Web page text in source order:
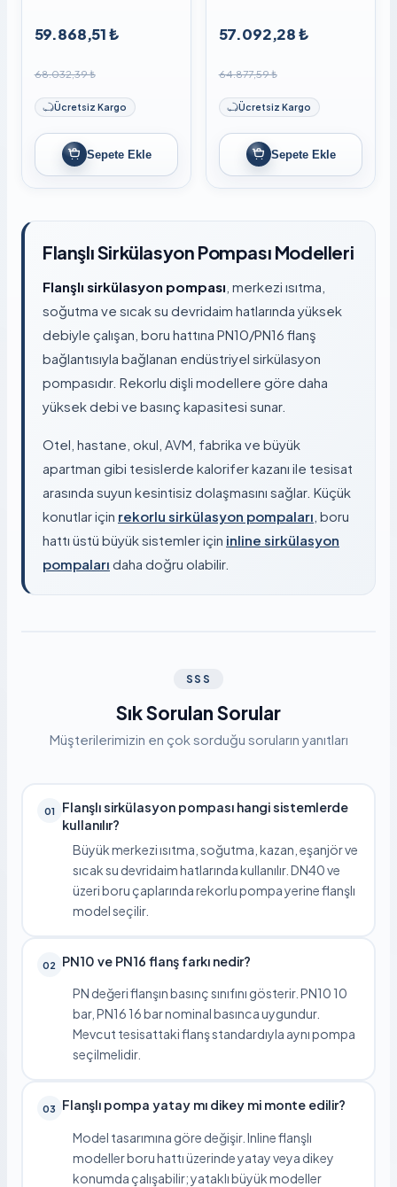
59.868,51 ₺
68.032,39 ₺
Ücretsiz Kargo
Sepete Ekle
57.092,28 ₺
64.877,59 ₺
Ücretsiz Kargo
Sepete Ekle
Flanşlı Sirkülasyon Pompası Modelleri
Flanşlı sirkülasyon pompası , merkezi ısıtma,
soğutma ve sıcak su devridaim hatlarında yüksek
debiyle çalışan, boru hattına PN10/PN16 flanş
bağlantısıyla bağlanan endüstriyel sirkülasyon
pompasıdır. Rekorlu dişli modellere göre daha
yüksek debi ve basınç kapasitesi sunar.
Otel, hastane, okul, AVM, fabrika ve büyük
apartman gibi tesislerde kalorifer kazanı ile tesisat
arasında suyun kesintisiz dolaşmasını sağlar. Küçük
konutlar için rekorlu sirkülasyon pompaları , boru
hattı üstü büyük sistemler için inline sirkülasyon
pompaları daha doğru olabilir.
SSS
Sık Sorulan Sorular
Müşterilerimizin en çok sorduğu soruların yanıtları
01
Flanşlı sirkülasyon pompası hangi sistemlerde
kullanılır?
Büyük merkezi ısıtma, soğutma, kazan, eşanjör ve
sıcak su devridaim hatlarında kullanılır. DN40 ve
üzeri boru çaplarında rekorlu pompa yerine flanşlı
model seçilir.
02 PN10 ve PN16 flanş farkı nedir?
PN değeri flanşın basınç sınıfını gösterir. PN10 10
bar, PN16 16 bar nominal basınca uygundur.
Mevcut tesisattaki flanş standardıyla aynı pompa
seçilmelidir.
03 Flanşlı pompa yatay mı dikey mi monte edilir?
Model tasarımına göre değişir. Inline flanşlı
modeller boru hattı üzerinde yatay veya dikey
konumda çalışabilir; yataklı büyük modeller